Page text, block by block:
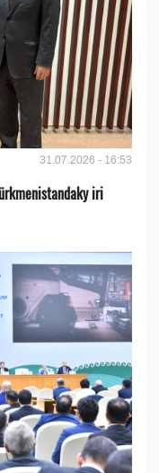
31.07.2026 - 16:53
iri